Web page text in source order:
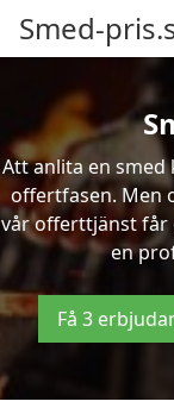
Smed-
Att anlita en smed
offertfasen. Men
vår offerttjänst får
en
Få 3